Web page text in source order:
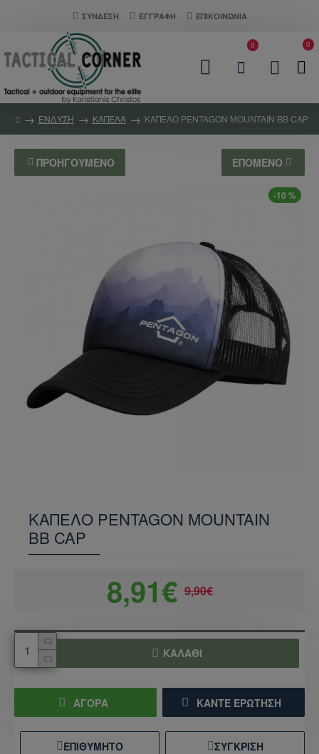
ΣΎΝΔΕΣΗ ΕΓΓΡΑΦΗ ΕΠΙΚΟΙΝΩΝΊΑ
0 0
ΕΝΔΥΣΗ ΚΑΠΕΛΑ ΚΑΠΕΛΟ PENTAGON MOUNTAIN BB CAP
ΠΡΟΗΓΟΎΜΕΝΟ ΕΠΌΜΕΝΟ
-10 %
ΚΑΠΕΛΟ PENTAGON MOUNTAIN
BB CAP
8,91€ 9,90€
ΚΑΛΆΘΙ
ΑΓΟΡΑ ΚΆΝΤΕ ΕΡΏΤΗΣΗ
ΕΠΙΘΥΜΗΤΌ ΣΎΓΚΡΙΣΗ